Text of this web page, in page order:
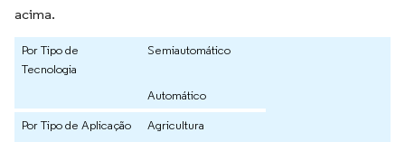
acima.
Por Tipo de
Tecnologia
Semiautomático
Automático
Por Tipo de Aplicação
Agricultura